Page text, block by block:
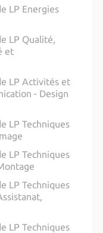
LP Energies
LP Qualité,
et
LP Activités et
- Design
LP Techniques
LP Techniques
LP Techniques
LP Techniques